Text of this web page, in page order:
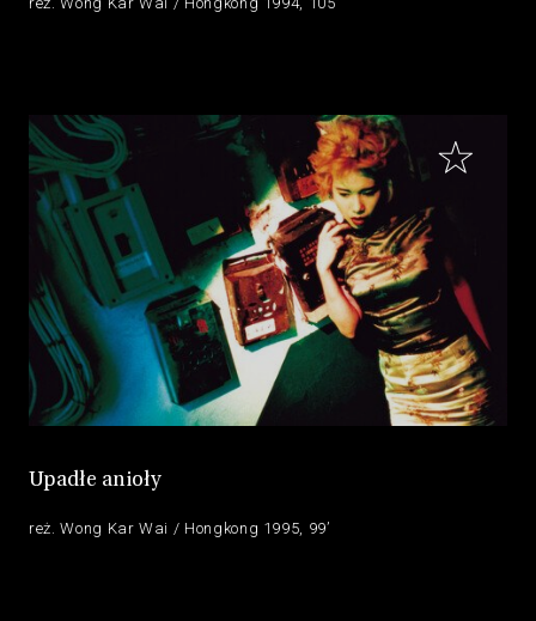
Upadłe anioły
reż. Wong Kar Wai / Hongkong 1995, 99’